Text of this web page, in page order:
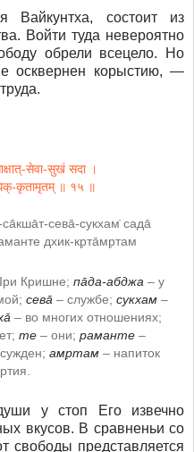
Вайкунтха, состоит из
Войти туда невероятно
обрели всецело. Но
осквернен корыстию, ―
सेवा-सुखं सदा ।
कृतामृतम् ॥ १५ ॥
сева̄-сукхам̇ сада̄
дхик-кр̣та̄мр̣там
Кришне; па̄да-абджа – у
сева̄ – службе; сукхам–
– во многих отношениях;
те– они; раманте–
амр̣там – напиток
у стоп Его извечно
вкусов. В сравненьи со
свободы представляется